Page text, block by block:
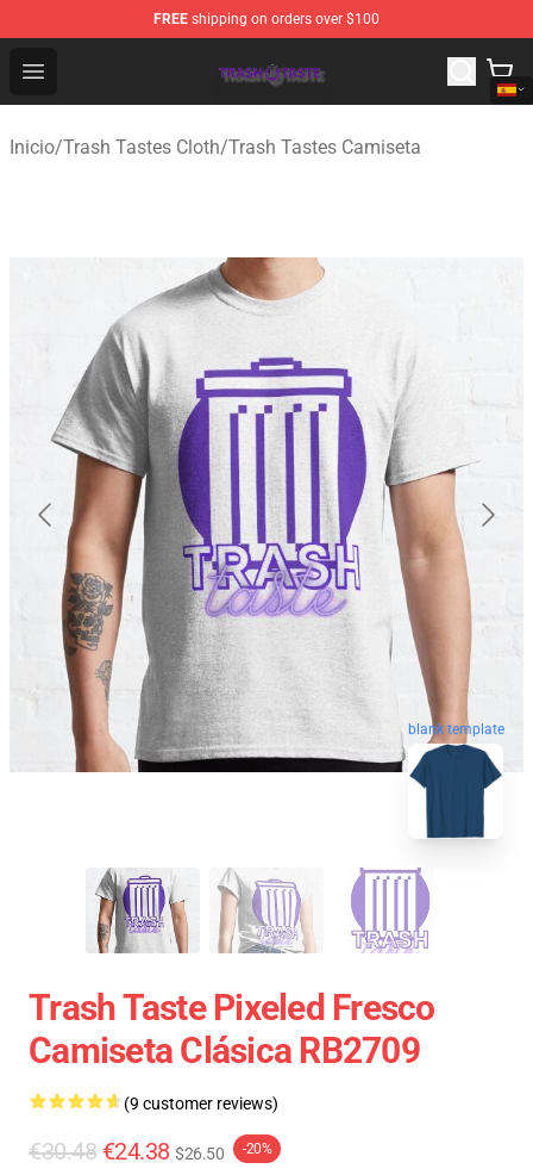
FREE shipping on orders over $100
Open menu
Trash Taste Shop - Official Trash Taste Merchandise
Inicio/Trash Tastes Cloth/Trash Tastes Camiseta
blank template
Trash Taste Pixeled Fresco
Camiseta Clásica RB2709
(9 customer reviews)
€30.48 €24.38 $26.50 -20%